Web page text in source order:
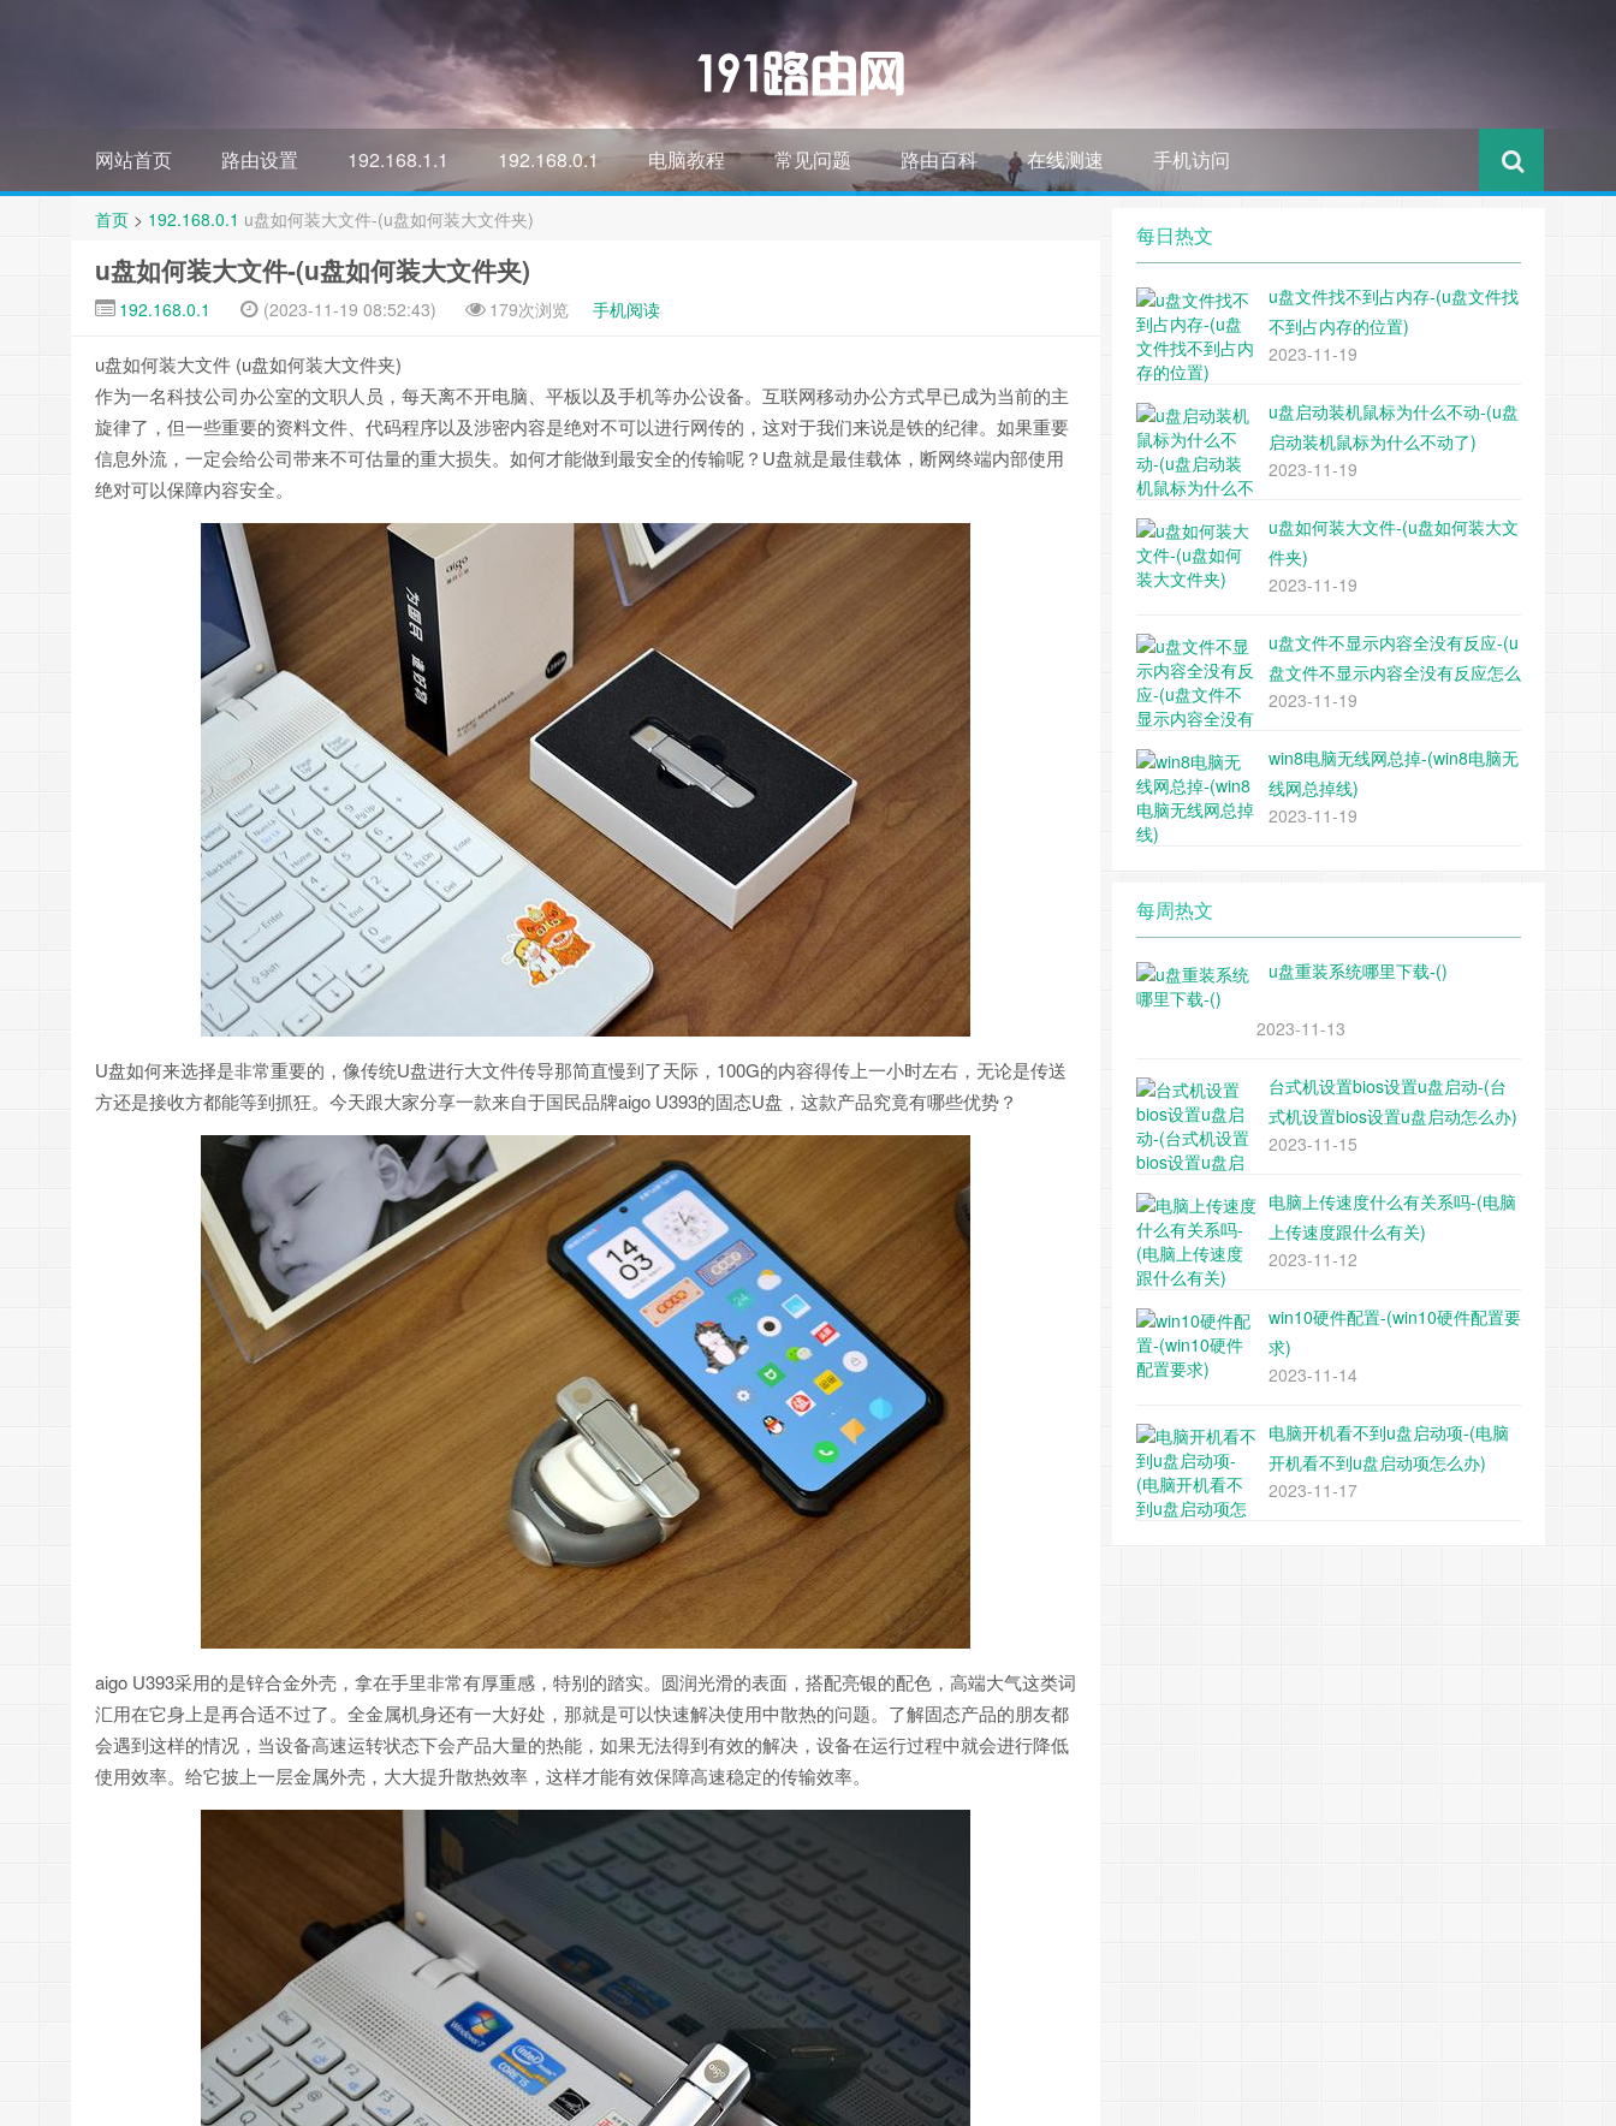
网站首页 路由设置 192.168.1.1 192.168.0.1 电脑教程 常见问题 路由百科 在线测速 手机访问
首页 > 192.168.0.1 u盘如何装大文件-(u盘如何装大文件夹)
u盘如何装大文件-(u盘如何装大文件夹)
192.168.0.1 (2023-11-19 08:52:43) 179次浏览 手机阅读
u盘如何装大文件 (u盘如何装大文件夹)
作为一名科技公司办公室的文职人员，每天离不开电脑、平板以及手机等办公设备。互联网移动办公方式早已成为当前的主
旋律了，但一些重要的资料文件、代码程序以及涉密内容是绝对不可以进行网传的，这对于我们来说是铁的纪律。如果重要
信息外流，一定会给公司带来不可估量的重大损失。如何才能做到最安全的传输呢？U盘就是最佳载体，断网终端内部使用
绝对可以保障内容安全。
U盘如何来选择是非常重要的，像传统U盘进行大文件传导那简直慢到了天际，100G的内容得传上一小时左右，无论是传送
方还是接收方都能等到抓狂。今天跟大家分享一款来自于国民品牌aigo U393的固态U盘，这款产品究竟有哪些优势？
aigo U393采用的是锌合金外壳，拿在手里非常有厚重感，特别的踏实。圆润光滑的表面，搭配亮银的配色，高端大气这类词
汇用在它身上是再合适不过了。全金属机身还有一大好处，那就是可以快速解决使用中散热的问题。了解固态产品的朋友都
会遇到这样的情况，当设备高速运转状态下会产品大量的热能，如果无法得到有效的解决，设备在运行过程中就会进行降低
使用效率。给它披上一层金属外壳，大大提升散热效率，这样才能有效保障高速稳定的传输效率。
每日热文
u盘文件找不到占内存-(u盘文件找
不到占内存的位置)
2023-11-19
u盘启动装机鼠标为什么不动-(u盘
启动装机鼠标为什么不动了)
2023-11-19
u盘如何装大文件-(u盘如何装大文
件夹)
2023-11-19
u盘文件不显示内容全没有反应-(u
盘文件不显示内容全没有反应怎么
办)
2023-11-19
win8电脑无线网总掉-(win8电脑无
线网总掉线)
2023-11-19
每周热文
u盘重装系统哪里下载-()
2023-11-13
台式机设置bios设置u盘启动-(台
式机设置bios设置u盘启动怎么办)
2023-11-15
电脑上传速度什么有关系吗-(电脑
上传速度跟什么有关)
2023-11-12
win10硬件配置-(win10硬件配置要
求)
2023-11-14
电脑开机看不到u盘启动项-(电脑
开机看不到u盘启动项怎么办)
2023-11-17